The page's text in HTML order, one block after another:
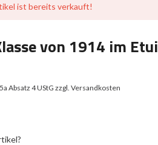
ist bereits verkauft!
von 1914 im Etui
Absatz 4 UStGzzgl. Versandkosten